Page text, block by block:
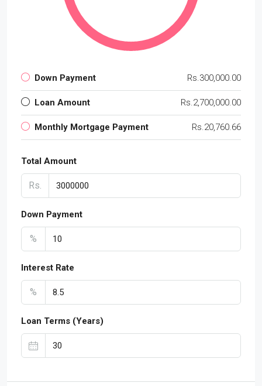
Down Payment Rs.300,000.00
Loan Amount Rs.2,700,000.00
Monthly Mortgage Payment Rs.20,760.66
Total Amount
Rs.
Down Payment
%
Interest Rate
%
Loan Terms (Years)